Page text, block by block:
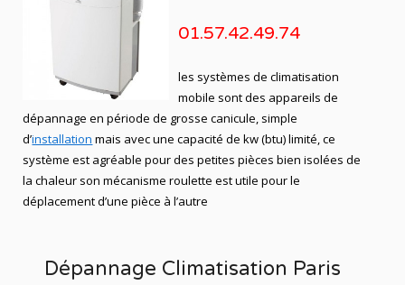
01.57.42.49.74
les systèmes de climatisation
mobile sont des appareils de
dépannage en période de grosse canicule, simple
d’installation mais avec une capacité de kw (btu) limité, ce
système est agréable pour des petites pièces bien isolées de
la chaleur son mécanisme roulette est utile pour le
déplacement d’une pièce à l’autre
Dépannage Climatisation Paris